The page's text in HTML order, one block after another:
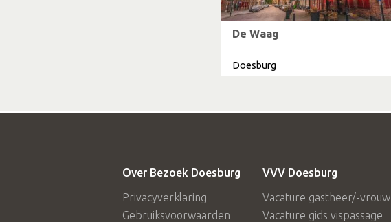
De Waag
Doesburg
Over Bezoek Doesburg
Privacyverklaring
Gebruiksvoorwaarden
VVV Doesburg
Vacature gastheer/-vrouw
Vacature gids vispassage